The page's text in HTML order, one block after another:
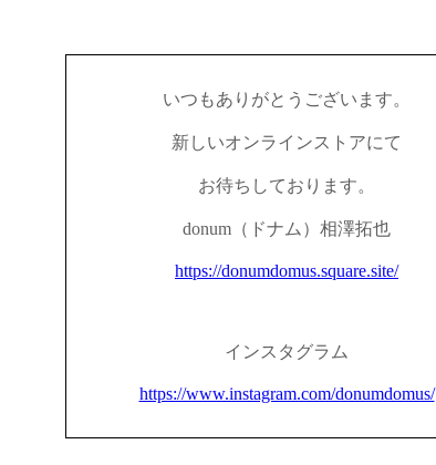
いつもありがとうございます。
新しいオンラインストアにて
お待ちしております。
donum（ドナム）相澤拓也
https://donumdomus.square.site/
インスタグラム
https://www.instagram.com/donumdomus/